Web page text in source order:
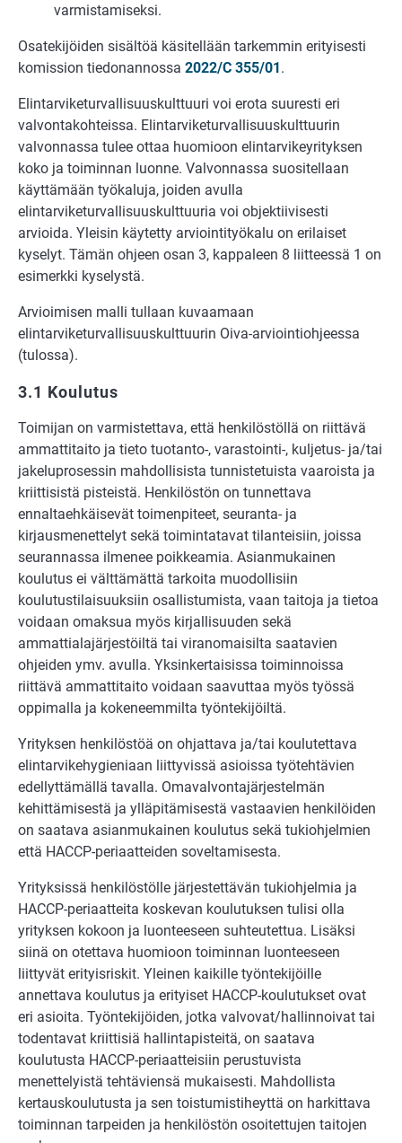
varmistamiseksi.
Osatekijöiden sisältöä käsitellään tarkemmin erityisesti
komission tiedonannossa 2022/C 355/01.
Elintarviketurvallisuuskulttuuri voi erota suuresti eri
valvontakohteissa. Elintarviketurvallisuuskulttuurin
valvonnassa tulee ottaa huomioon elintarvikeyrityksen
koko ja toiminnan luonne. Valvonnassa suositellaan
käyttämään työkaluja, joiden avulla
elintarviketurvallisuuskulttuuria voi objektiivisesti
arvioida. Yleisin käytetty arviointityökalu on erilaiset
kyselyt. Tämän ohjeen osan 3, kappaleen 8 liitteessä 1 on
esimerkki kyselystä.
Arvioimisen malli tullaan kuvaamaan
elintarviketurvallisuuskulttuurin Oiva-arviointiohjeessa
(tulossa).
3.1 Koulutus
Toimijan on varmistettava, että henkilöstöllä on riittävä
ammattitaito ja tieto tuotanto-, varastointi-, kuljetus- ja/tai
jakeluprosessin mahdollisista tunnistetuista vaaroista ja
kriittisistä pisteistä. Henkilöstön on tunnettava
ennaltaehkäisevät toimenpiteet, seuranta- ja
kirjausmenettelyt sekä toimintatavat tilanteisiin, joissa
seurannassa ilmenee poikkeamia. Asianmukainen
koulutus ei välttämättä tarkoita muodollisiin
koulutustilaisuuksiin osallistumista, vaan taitoja ja tietoa
voidaan omaksua myös kirjallisuuden sekä
ammattialajärjestöiltä tai viranomaisilta saatavien
ohjeiden ymv. avulla. Yksinkertaisissa toiminnoissa
riittävä ammattitaito voidaan saavuttaa myös työssä
oppimalla ja kokeneemmilta työntekijöiltä.
Yrityksen henkilöstöä on ohjattava ja/tai koulutettava
elintarvikehygieniaan liittyvissä asioissa työtehtävien
edellyttämällä tavalla. Omavalvontajärjestelmän
kehittämisestä ja ylläpitämisestä vastaavien henkilöiden
on saatava asianmukainen koulutus sekä tukiohjelmien
että HACCP-periaatteiden soveltamisesta.
Yrityksissä henkilöstölle järjestettävän tukiohjelmia ja
HACCP-periaatteita koskevan koulutuksen tulisi olla
yrityksen kokoon ja luonteeseen suhteutettua. Lisäksi
siinä on otettava huomioon toiminnan luonteeseen
liittyvät erityisriskit. Yleinen kaikille työntekijöille
annettava koulutus ja erityiset HACCP-koulutukset ovat
eri asioita. Työntekijöiden, jotka valvovat/hallinnoivat tai
todentavat kriittisiä hallintapisteitä, on saatava
koulutusta HACCP-periaatteisiin perustuvista
menettelyistä tehtäviensä mukaisesti. Mahdollista
kertauskoulutusta ja sen toistumistiheyttä on harkittava
toiminnan tarpeiden ja henkilöstön osoitettujen taitojen